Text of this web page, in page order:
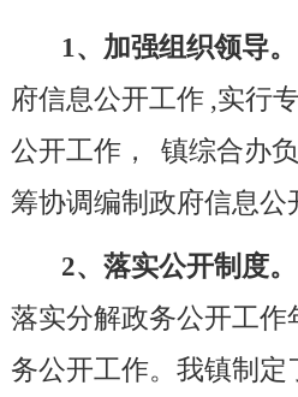
1、加强组织领导。
府信息公开工作 ,实行
公开工作，
镇综合办
筹协调编制政府信息公
2、落实公开制度。
落实分解政务公开工
务公开工作。我镇制